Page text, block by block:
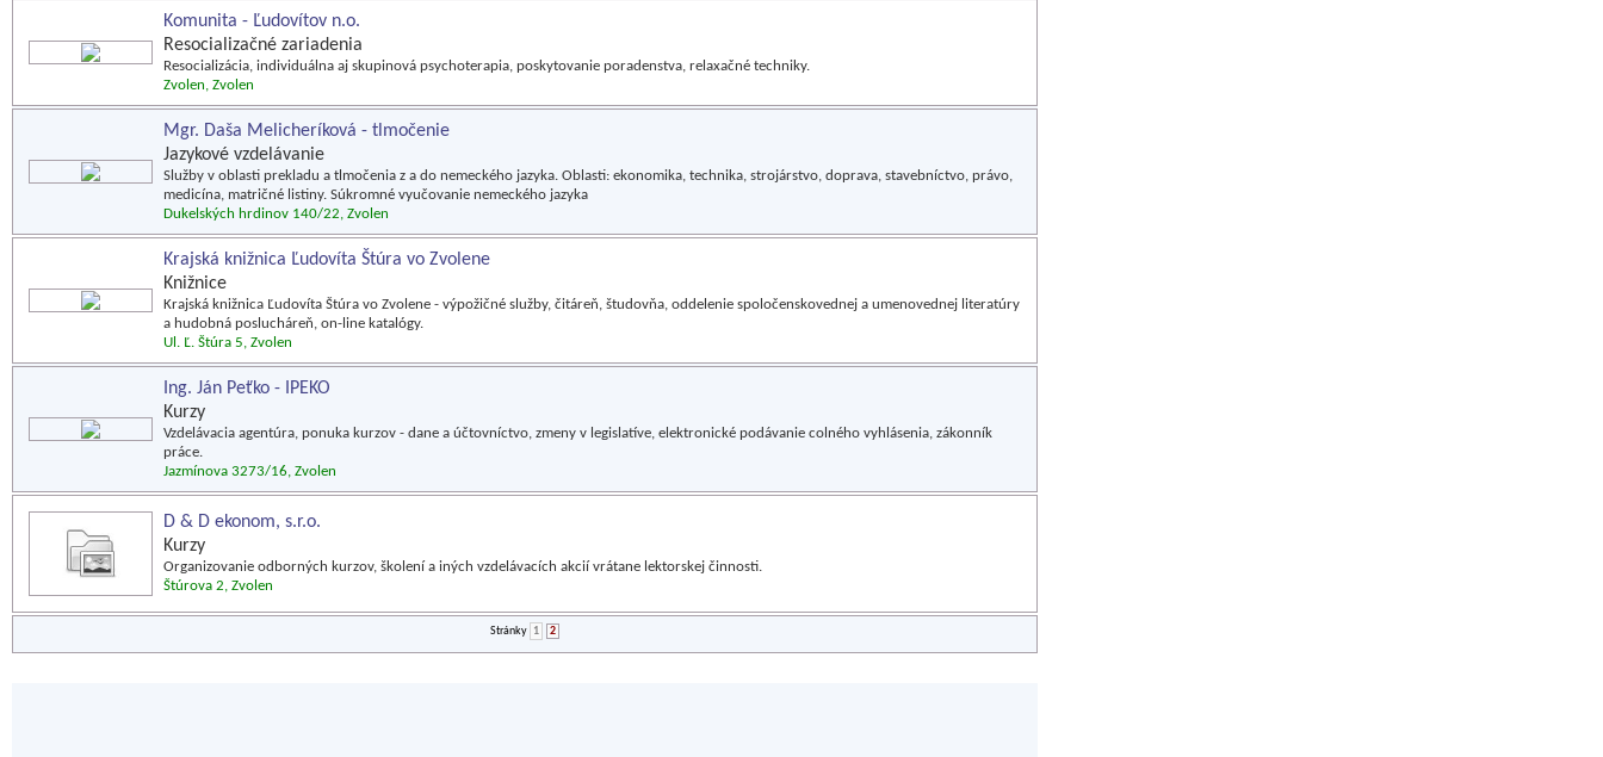
Komunita - Ľudovítov n.o.
Resocializačné zariadenia
Resocializácia, individuálna aj skupinová psychoterapia, poskytovanie poradenstva, relaxačné techniky.
Zvolen, Zvolen
Mgr. Daša Melicheríková - tlmočenie
Jazykové vzdelávanie
Služby v oblasti prekladu a tlmočenia z a do nemeckého jazyka. Oblasti: ekonomika, technika, strojárstvo, doprava, stavebníctvo, právo,
medicína, matričné listiny. Súkromné vyučovanie nemeckého jazyka
Dukelských hrdinov 140/22, Zvolen
Krajská knižnica Ľudovíta Štúra vo Zvolene
Knižnice
Krajská knižnica Ľudovíta Štúra vo Zvolene - výpožičné služby, čitáreň, študovňa, oddelenie spoločenskovednej a umenovednej literatúry
a hudobná poslucháreň, on-line katalógy.
Ul. Ľ. Štúra 5, Zvolen
Ing. Ján Peťko - IPEKO
Kurzy
Vzdelávacia agentúra, ponuka kurzov - dane a účtovníctvo, zmeny v legislatíve, elektronické podávanie colného vyhlásenia, zákonník
práce.
Jazmínova 3273/16, Zvolen
D & D ekonom, s.r.o.
Kurzy
Organizovanie odborných kurzov, školení a iných vzdelávacích akcií vrátane lektorskej činnosti.
Štúrova 2, Zvolen
Stránky 1 2